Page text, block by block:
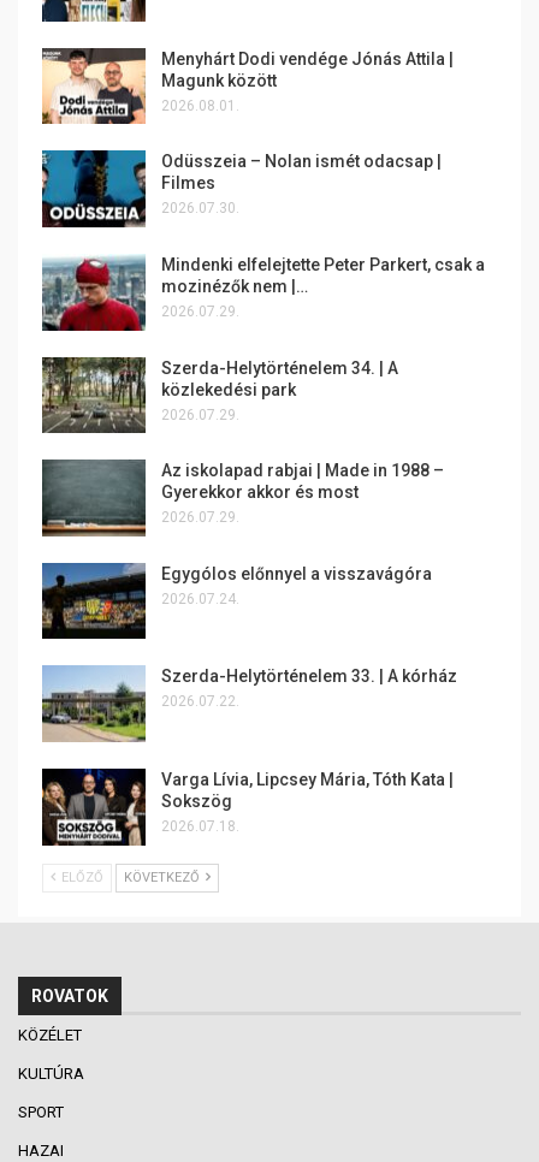
Menyhárt Dodi vendége Jónás Attila |
Magunk között
2026.08.01.
Odüsszeia – Nolan ismét odacsap |
Filmes
2026.07.30.
Mindenki elfelejtette Peter Parkert, csak a
mozinézők nem |…
2026.07.29.
Szerda-Helytörténelem 34. | A
közlekedési park
2026.07.29.
Az iskolapad rabjai | Made in 1988 –
Gyerekkor akkor és most
2026.07.29.
Egygólos előnnyel a visszavágóra
2026.07.24.
Szerda-Helytörténelem 33. | A kórház
2026.07.22.
Varga Lívia, Lipcsey Mária, Tóth Kata |
Sokszög
2026.07.18.
ELŐZŐ KÖVETKEZŐ
ROVATOK
KÖZÉLET
KULTÚRA
SPORT
HAZAI